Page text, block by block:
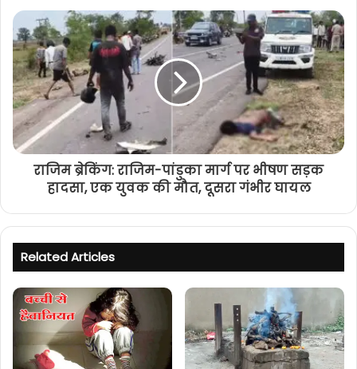
राजिम ब्रेकिंग: राजिम-पांडुका मार्ग पर भीषण सड़क
हादसा, एक युवक की मौत, दूसरा गंभीर घायल
Related Articles